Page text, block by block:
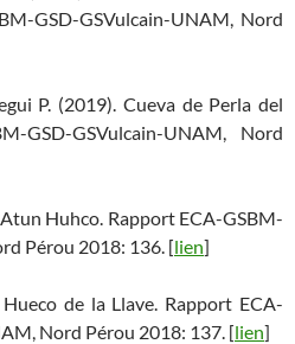
GSD-GSVulcain-UNAM, Nord
P. (2019). Cueva de Perla del
GSD-GSVulcain-UNAM, Nord
Huhco. Rapport ECA-GSBM-
Pérou 2018: 136. [lien]
de la Llave. Rapport ECA-
Nord Pérou 2018: 137. [lien]